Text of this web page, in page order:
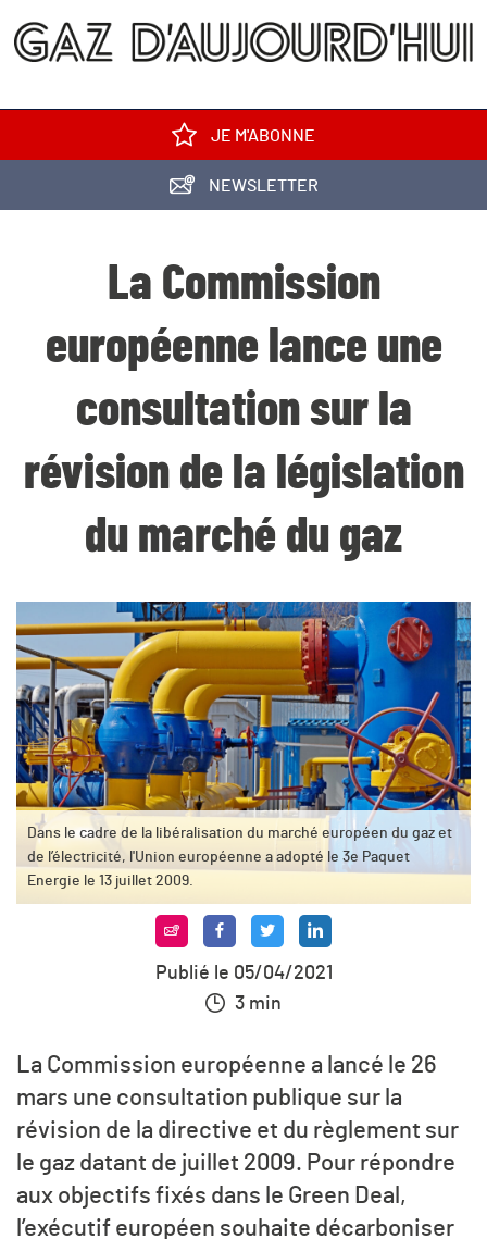
JE M'ABONNE
NEWSLETTER
La Commission
européenne lance une
consultation sur la
révision de la législation
du marché du gaz
Dans le cadre de la libéralisation du marché européen du gaz et
de l’électricité, l'Union européenne a adopté le 3e Paquet
Energie le 13 juillet 2009.
Publié le 05/04/2021
3 min
La Commission européenne a lancé le 26
mars une consultation publique sur la
révision de la directive et du règlement sur
le gaz datant de juillet 2009. Pour répondre
aux objectifs fixés dans le Green Deal,
l’exécutif européen souhaite décarboniser